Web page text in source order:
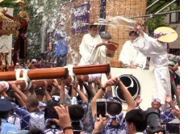
Français
Español
العربية